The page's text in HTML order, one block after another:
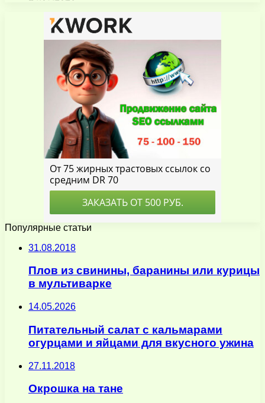
Популярные статьи
31.08.2018
Плов из свинины, баранины или курицы
в мультиварке
14.05.2026
Питательный салат с кальмарами
огурцами и яйцами для вкусного ужина
27.11.2018
Окрошка на тане